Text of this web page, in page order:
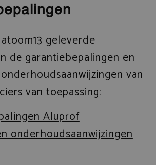
geleverde
de garantiebepalingen en
van
van toepassing:
Aluprof
onderhoudsaanwijzingen